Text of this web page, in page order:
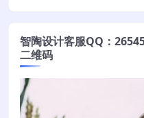
智陶设计客服QQ：
二维码